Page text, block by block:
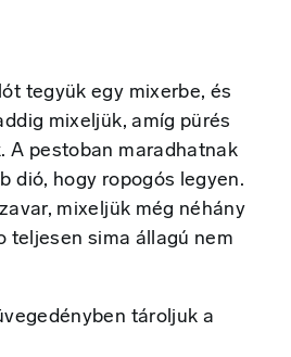
tegyük egy mixerbe, és
mixeljük, amíg pürés
A pestoban maradhatnak
dió, hogy ropogós legyen.
mixeljük még néhány
teljesen sima állagú nem
tároljuk a